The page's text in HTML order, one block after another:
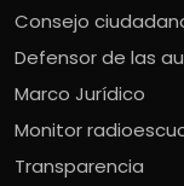
Consejo
Defensor de las
Marco Jurídico
Monitor
Transparencia